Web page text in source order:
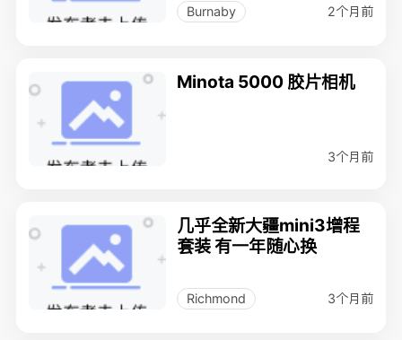
Burnaby 2个月前
Minota 5000 胶片相机
3个月前
几乎全新大疆mini3增程
套装 有一年随心换
Richmond 3个月前